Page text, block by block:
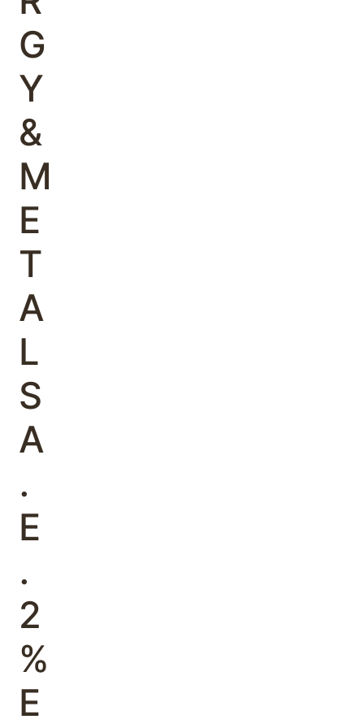
G
Y
&
M
E
T
A
L
S
A
.
E
.
2
%
Ε